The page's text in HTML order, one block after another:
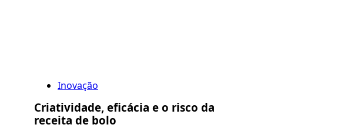
Inovação
Criatividade, eficácia e o risco da
receita de bolo